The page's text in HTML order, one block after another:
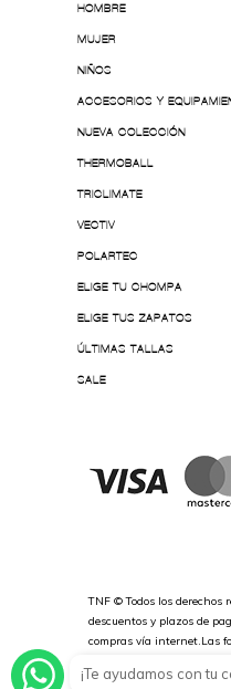
¡Te ayudamos con tu
HOMBRE
MUJER
NIÑOS
ACCESORIOS Y
NUEVA COLECCIÓN
THERMOBALL
TRICLIMATE
VECTIV
POLARTEC
ELIGE TU CHOMPA
ELIGE TUS ZAPATOS
ÚLTIMAS TALLAS
SALE
TNF © Todos los derechos
descuentos y plazos de
compras vía internet.Las
propiedad de la marca.
previa.